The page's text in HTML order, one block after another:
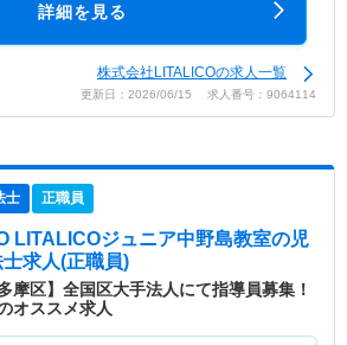
詳細を見る
株式会社LITALICOの求人一覧
更新日：2026/06/15 求人番号：9064114
士 正職員
LITALICOジュニア中野島教室の児
求人(正職員)
摩区】全国区大手法人にて指導員募集！
オススメ求人